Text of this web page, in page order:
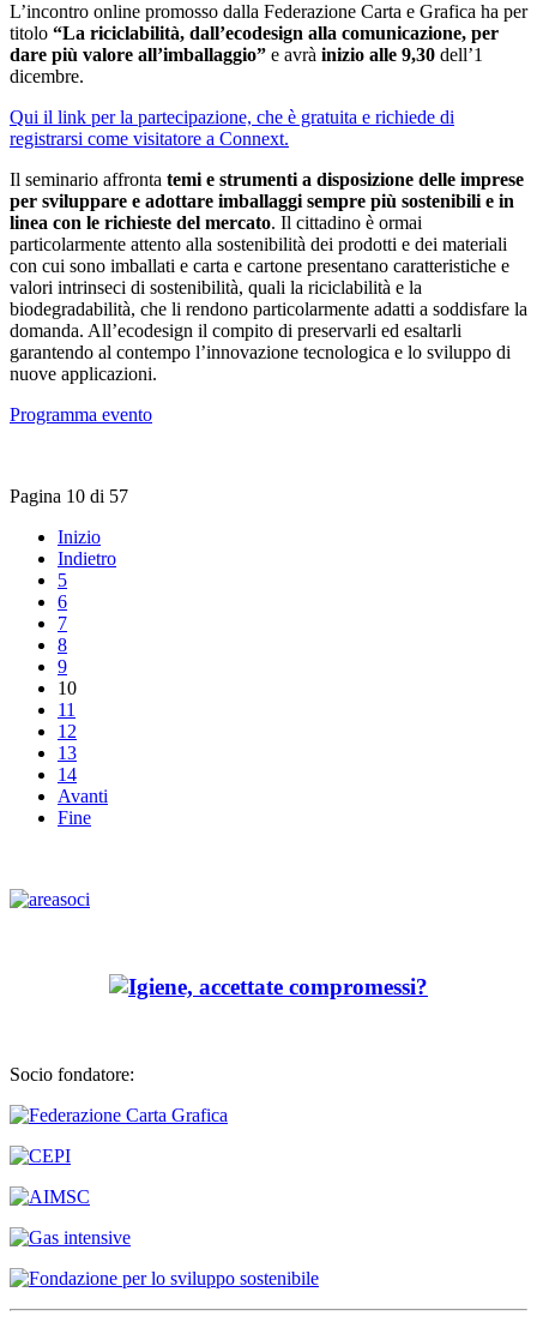
L’incontro online promosso dalla Federazione Carta e Grafica ha per
titolo “La riciclabilità, dall’ecodesign alla comunicazione, per
dare più valore all’imballaggio” e avrà inizio alle 9,30 dell’1
dicembre.
Qui il link per la partecipazione, che è gratuita e richiede di
registrarsi come visitatore a Connext.
Il seminario affronta temi e strumenti a disposizione delle imprese
per sviluppare e adottare imballaggi sempre più sostenibili e in
linea con le richieste del mercato. Il cittadino è ormai
particolarmente attento alla sostenibilità dei prodotti e dei materiali
con cui sono imballati e carta e cartone presentano caratteristiche e
valori intrinseci di sostenibilità, quali la riciclabilità e la
biodegradabilità, che li rendono particolarmente adatti a soddisfare la
domanda. All’ecodesign il compito di preservarli ed esaltarli
garantendo al contempo l’innovazione tecnologica e lo sviluppo di
nuove applicazioni.
Programma evento
Pagina 10 di 57
Inizio
Indietro
5
6
7
8
9
10
11
12
13
14
Avanti
Fine
Socio fondatore: